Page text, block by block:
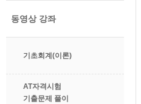
동영상 강좌
기초회계(이론)
AT자격시험
기출문제 풀이